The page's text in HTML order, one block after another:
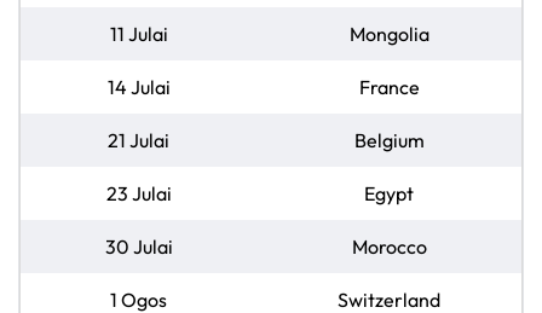
11 Julai Mongolia
14 Julai France
21 Julai Belgium
23 Julai Egypt
30 Julai Morocco
1 Ogos Switzerland